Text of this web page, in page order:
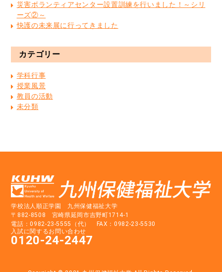
災害ボランティアセンター設置訓練を行いました！～シリ
ーズ②～
快護の未来展に行ってきました
カテゴリー
学科行事
授業風景
教員の活動
未分類
学校法人順正学園 九州保健福祉大学
〒882-8508 宮崎県延岡市吉野町1714-1
電話：0982-23-5555（代） FAX：0982-23-5530
入試に関するお問い合わせ
0120-24-2447